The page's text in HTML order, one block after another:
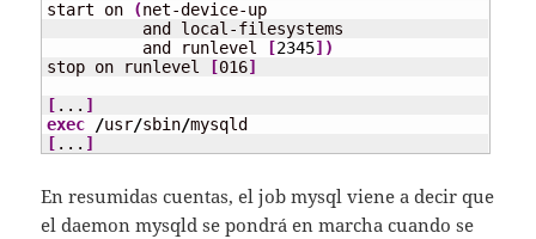
start on (net-device-up
          and local-filesystems
	  and runlevel
[2345] )
stop on runlevel
[016]
[ ... ]
exec /usr/sbin/
[ ... ]
En resumidas cuentas, el job mysql viene a decir que
el daemon mysqld se pondrá en marcha cuando se